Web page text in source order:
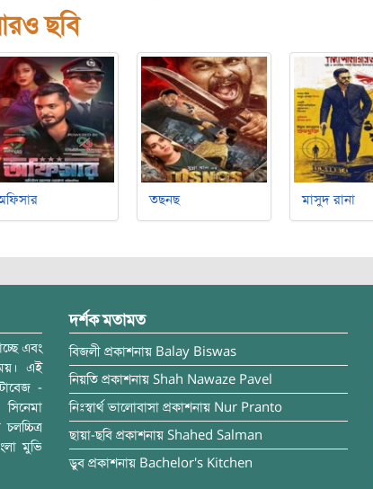
ছবি
তছনছ মাসুদ রানা
এবং
এই
-
মুভি
দর্শক মতামত
বিজলী প্রকাশনায় Balay Biswas
নিয়তি প্রকাশনায় Shah Nawaze Pavel
নিঃস্বার্থ ভালোবাসা প্রকাশনায় Nur Pranto
ছায়া-ছবি প্রকাশনায় Shahed Salman
ডুব প্রকাশনায় Bachelor's Kitchen